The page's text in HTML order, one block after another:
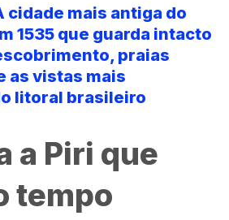
cidade mais antiga do
1535 que guarda intacto
praias
as vistas mais
litoral brasileiro
a Piri que
tempo